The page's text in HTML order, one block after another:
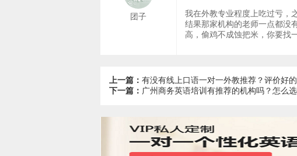
团子
我在外教专业程度上吃过亏，
结果那家机构的老师一点都没
高，偷鸡不成蚀把米，你要找
上一篇： 有没有线上口语一对一外教推荐？评价好
下一篇： 广州商务英语培训有推荐的机构吗？怎么选